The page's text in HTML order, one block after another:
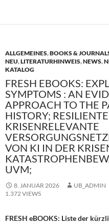
o
k
o
ALLGEMEINES,BOOKS &
NEU,LITERATURHINWEIS,NEWS,
KATALOG
FRESH EBOOKS:
SYMPTOMS : AN
APPROACH TO THE
HISTORY; RESILIENTE
KRISENRELEVANTE
VON KI IN DER
UVM;
8. JANUAR 2026 UB_ADMIN
1.372 VIEWS
FRESH eBOOKS: Liste der